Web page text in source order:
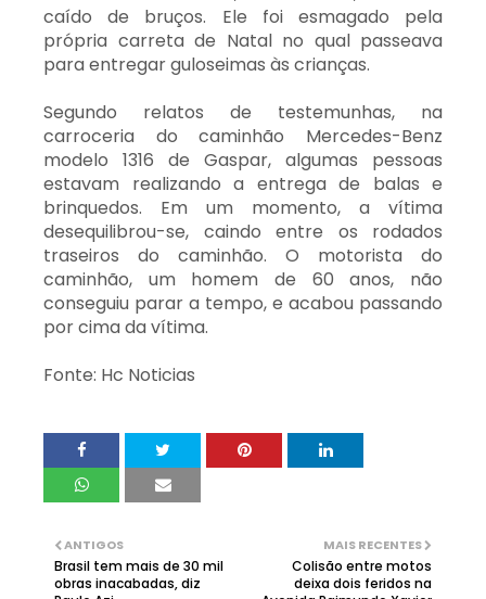
caído de bruços. Ele foi esmagado pela
própria carreta de Natal no qual passeava
para entregar guloseimas às crianças.
Segundo relatos de testemunhas, na
carroceria do caminhão Mercedes-Benz
modelo 1316 de Gaspar, algumas pessoas
estavam realizando a entrega de balas e
brinquedos. Em um momento, a vítima
desequilibrou-se, caindo entre os rodados
traseiros do caminhão. O motorista do
caminhão, um homem de 60 anos, não
conseguiu parar a tempo, e acabou passando
por cima da vítima.
Fonte: Hc Noticias
MAIS RECENTES
Colisão entre motos
deixa dois feridos na
ANTIGOS
Brasil tem mais de 30 mil
obras inacabadas, diz